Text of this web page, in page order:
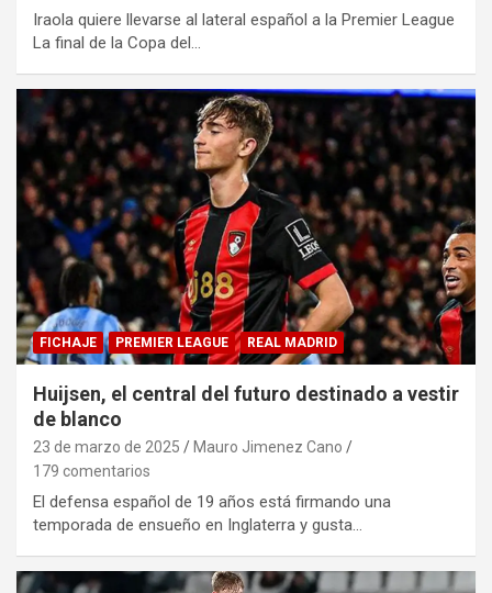
Iraola quiere llevarse al lateral español a la Premier League
La final de la Copa del…
FICHAJE PREMIER LEAGUE REAL MADRID
Huijsen, el central del futuro destinado a vestir
de blanco
23 de marzo de 2025
Mauro Jimenez Cano
179 comentarios
El defensa español de 19 años está firmando una
temporada de ensueño en Inglaterra y gusta…